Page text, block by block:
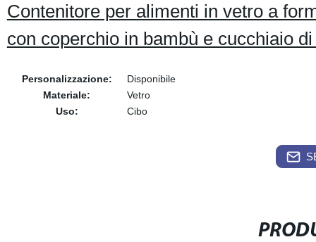
Contenitore per alimenti in vetro a
con coperchio in bambù e cucchiaio
Personalizzazione:
Disponibile
Materiale:
Vetro
Uso:
Cibo